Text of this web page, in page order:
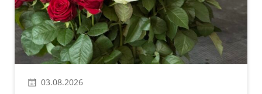
03.08.2026